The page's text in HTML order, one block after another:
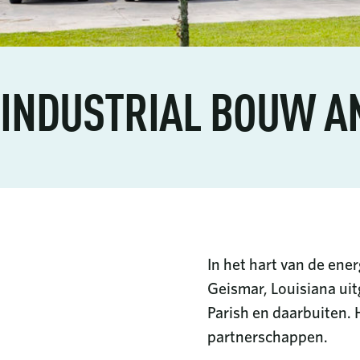
Het
Onze
INDUSTRIAL BOUW
In het hart van de
Geismar, Louisiana
Parish en daarbuiten.
partnerschappen.